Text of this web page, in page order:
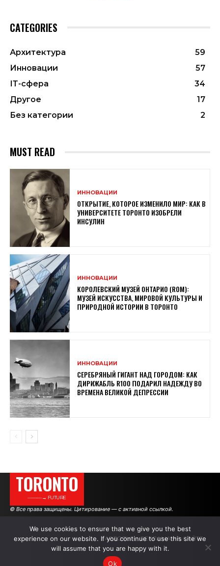
CATEGORIES
Архитектура
59
Инновации
57
ІТ-сфера
34
Другое
17
Без категории
2
MUST READ
ИННОВАЦИИ
ОТКРЫТИЕ, КОТОРОЕ ИЗМЕНИЛО МИР: КАК В
УНИВЕРСИТЕТЕ ТОРОНТО ИЗОБРЕЛИ
ИНСУЛИН
ИННОВАЦИИ
КОРОЛЕВСКИЙ МУЗЕЙ ОНТАРИО (ROM):
МУЗЕЙ ИСКУССТВА, МИРОВОЙ КУЛЬТУРЫ И
ПРИРОДНОЙ ИСТОРИИ В ТОРОНТО
ИННОВАЦИИ
СЕРЕБРЯНЫЙ ГИГАНТ НАД ГОРОДОМ: КАК
ДИРИЖАБЛЬ R100 ПОДАРИЛ НАДЕЖДУ ВО
ВРЕМЕНА ВЕЛИКОЙ ДЕПРЕССИИ
TORONTO
———→ FUTURE
© Все права защищены. Цитирование — с активной ссылкой.
АВТОРЫ РЕКЛАМА НА САЙТЕ
We use cookies to ensure that we give you the best
experience on our website. If you continue to use this site we
will assume that you are happy with it.
Ok